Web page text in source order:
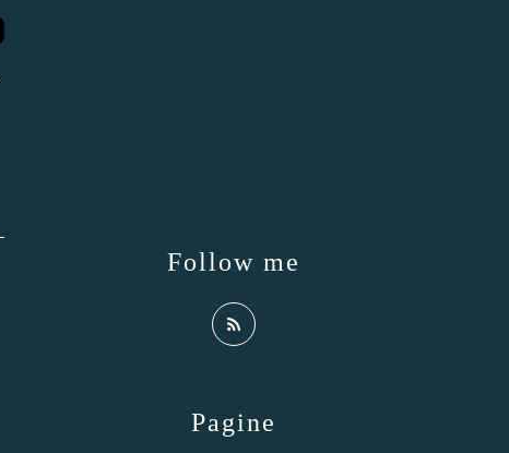
Pagine
Follow me